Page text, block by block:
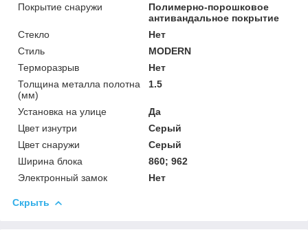
Покрытие снаружи
Полимерно-порошковое
антивандальное покрытие
Стекло
Нет
Стиль
MODERN
Терморазрыв
Нет
Толщина металла полотна
(мм)
1.5
Установка на улице
Да
Цвет изнутри
Серый
Цвет снаружи
Серый
Ширина блока
860; 962
Электронный замок
Нет
Скрыть